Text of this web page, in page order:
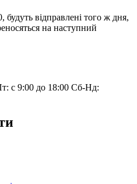
відправлені того ж дня,
на наступний
с 9:00 до 18:00 Сб-Нд: